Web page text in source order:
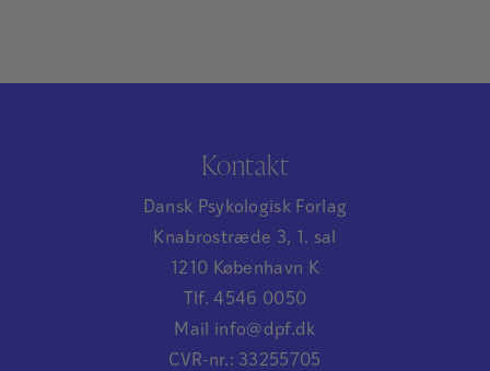
Kontakt
Dansk Psykologisk Forlag
Knabrostræde 3, 1. sal
1210 København K
Tlf. 4546 0050
Mail info@dpf.dk
CVR-nr.: 33255705